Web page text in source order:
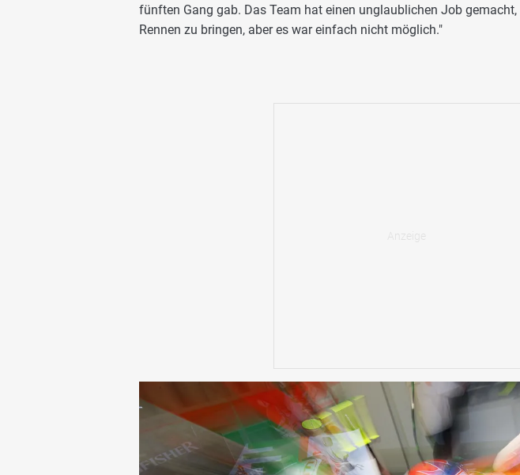
fünften Gang gab. Das Team hat einen unglaublichen Job
Rennen zu bringen, aber es war einfach nicht möglich."